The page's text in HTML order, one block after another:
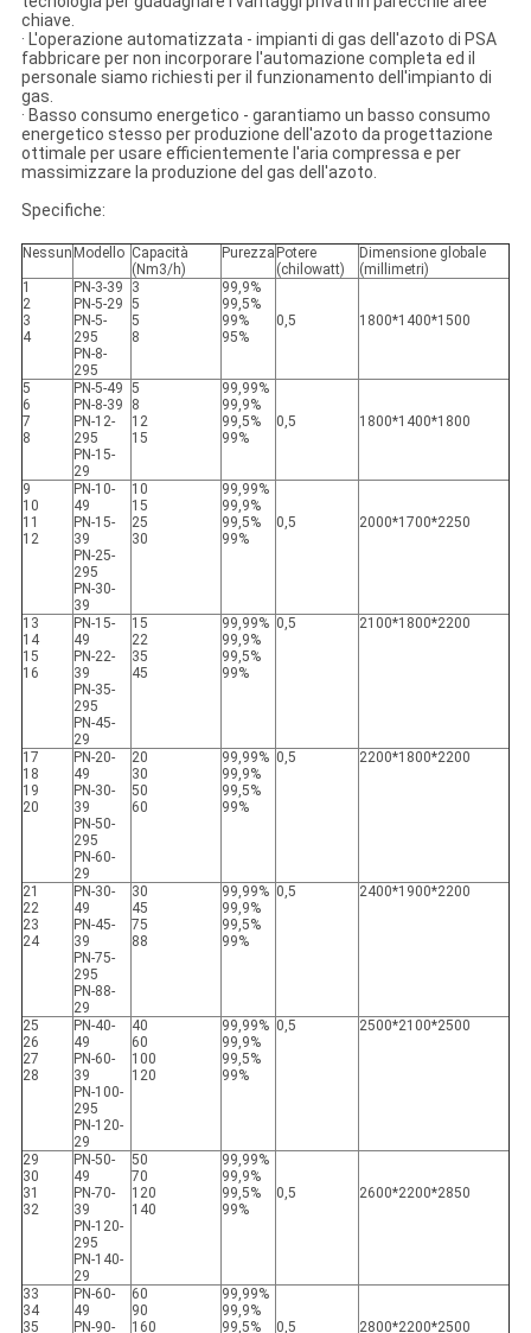
chiave.
· L'operazione automatizzata - impianti di gas dell'azoto di PSA
fabbricare per non incorporare l'automazione completa ed il
personale siamo richiesti per il funzionamento dell'impianto di
gas.
· Basso consumo energetico - garantiamo un basso consumo
energetico stesso per produzione dell'azoto da progettazione
ottimale per usare efficientemente l'aria compressa e per
massimizzare la produzione del gas dell'azoto.
Specifiche:
Nessun Modello Capacità
(Nm3/h)
Purezza Potere
(chilowatt)
Dimensione globale
(millimetri)
1
2
3
4
PN-3-39
PN-5-29
PN-5-
295
PN-8-
295
3
5
5
8
99,9%
99,5%
99%
95%
0,5 1800*1400*1500
5
6
7
8
PN-5-49
PN-8-39
PN-12-
295
PN-15-
29
5
8
12
15
99,99%
99,9%
99,5%
99%
0,5 1800*1400*1800
9
10
11
12
PN-10-
49
PN-15-
39
PN-25-
295
PN-30-
39
10
15
25
30
99,99%
99,9%
99,5%
99%
0,5 2000*1700*2250
13
14
15
16
PN-15-
49
PN-22-
39
PN-35-
295
PN-45-
29
15
22
35
45
99,99%
99,9%
99,5%
99%
0,5 2100*1800*2200
17
18
19
20
PN-20-
49
PN-30-
39
PN-50-
295
PN-60-
29
20
30
50
60
99,99%
99,9%
99,5%
99%
0,5 2200*1800*2200
21
22
23
24
PN-30-
49
PN-45-
39
PN-75-
295
PN-88-
29
30
45
75
88
99,99%
99,9%
99,5%
99%
0,5 2400*1900*2200
25
26
27
28
PN-40-
49
PN-60-
39
PN-100-
295
PN-120-
29
40
60
100
120
99,99%
99,9%
99,5%
99%
0,5 2500*2100*2500
29
30
31
32
PN-50-
49
PN-70-
39
PN-120-
295
PN-140-
29
50
70
120
140
99,99%
99,9%
99,5%
99%
0,5 2600*2200*2850
33
34
35
PN-60-
49
PN-90-
60
90
160
99,99%
99,9%
99,5%
0,5 2800*2200*2500